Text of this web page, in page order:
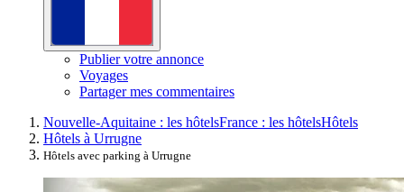
Publier votre annonce
Voyages
Partager mes commentaires
Nouvelle-Aquitaine : les hôtelsFrance : les hôtelsHôtels
Hôtels à Urrugne
Hôtels avec parking à Urrugne